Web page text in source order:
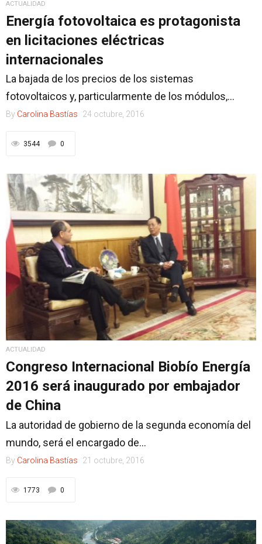
ACTUALIDAD
Energía fotovoltaica es protagonista
en licitaciones eléctricas
internacionales
La bajada de los precios de los sistemas
fotovoltaicos y, particularmente de los módulos,...
By Carolina Bastías 24 octubre, 2016
3544 0
ACTUALIDAD
Congreso Internacional Biobío Energía
2016 será inaugurado por embajador
de China
La autoridad de gobierno de la segunda economía del
mundo, será el encargado de...
By Carolina Bastías 21 octubre, 2016
1773 0